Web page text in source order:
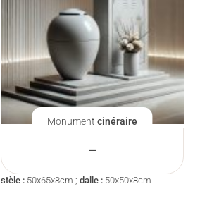
Monument cinéraire
–
stèle :50x65x8cm ; dalle :50x50x8cm